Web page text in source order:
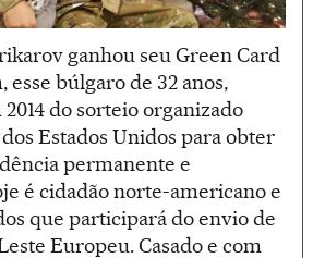
ganhou seu Green Card
esse búlgaro de 32 anos,
do sorteio organizado
Estados Unidos para obter
permanente e
é cidadão norte-americano e
que participará do envio de
Europeu. Casado e com